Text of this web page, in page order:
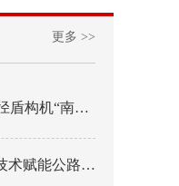
更多 >>
号”在常熟下线
赋能公路养护